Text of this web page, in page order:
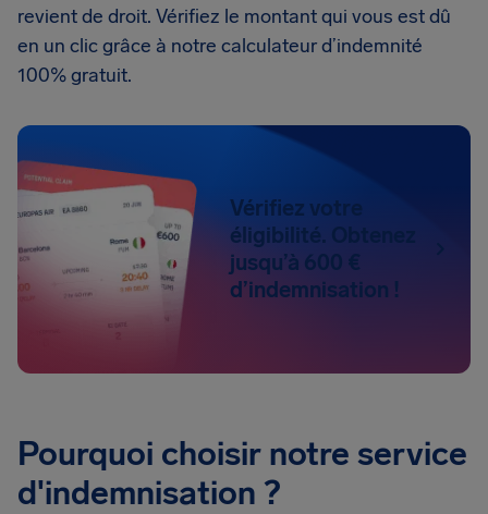
revient de droit. Vérifiez le montant qui vous est dû
en un clic grâce à notre calculateur d’indemnité
100% gratuit.
Vérifiez votre
éligibilité. Obtenez
jusqu’à 600 €
d’indemnisation !
Pourquoi choisir notre service
d'indemnisation ?